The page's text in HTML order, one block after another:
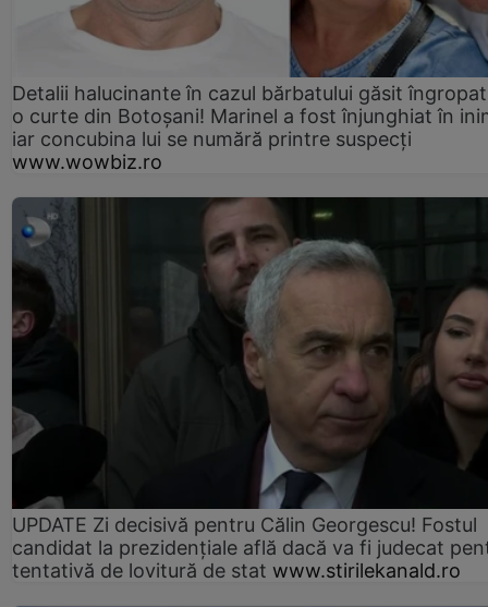
Detalii halucinante în cazul bărbatului găsit
o curte din Botoșani! Marinel a fost înjunghiat în
iar concubina lui se numără printre suspecți
www.wowbiz.ro
UPDATE Zi decisivă pentru Călin Georgescu! Fostul
candidat la prezidențiale află dacă va fi judecat
tentativă de lovitură de stat www.stirilekanald.ro